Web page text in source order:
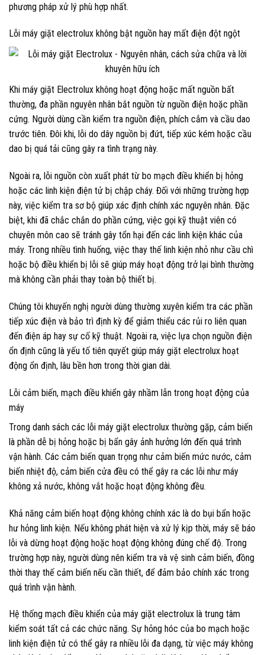
phương pháp xử lý phù hợp nhất.
Lỗi máy giặt electrolux không bật nguồn hay mất điện đột ngột
Khi máy giặt Electrolux không hoạt động hoặc mất nguồn bất
thường, đa phần nguyên nhân bắt nguồn từ nguồn điện hoặc phần
cứng. Người dùng cần kiểm tra nguồn điện, phích cắm và cầu dao
trước tiên. Đôi khi, lỗi do dây nguồn bị đứt, tiếp xúc kém hoặc cầu
dao bị quá tải cũng gây ra tình trạng này.
Ngoài ra, lỗi nguồn còn xuất phát từ bo mạch điều khiển bị hỏng
hoặc các linh kiện điện tử bị chập cháy. Đối với những trường hợp
này, việc kiểm tra sơ bộ giúp xác định chính xác nguyên nhân. Đặc
biệt, khi đã chắc chắn do phần cứng, việc gọi kỹ thuật viên có
chuyên môn cao sẽ tránh gây tổn hại đến các linh kiện khác của
máy. Trong nhiều tình huống, việc thay thế linh kiện nhỏ như cầu chì
hoặc bộ điều khiển bị lỗi sẽ giúp máy hoạt động trở lại bình thường
mà không cần phải thay toàn bộ thiết bị.
Chúng tôi khuyến nghị người dùng thường xuyên kiểm tra các phần
tiếp xúc điện và bảo trì định kỳ để giảm thiểu các rủi ro liên quan
đến điện áp hay sự cố kỹ thuật. Ngoài ra, việc lựa chọn nguồn điện
ổn định cũng là yếu tố tiên quyết giúp máy giặt electrolux hoạt
động ổn định, lâu bền hơn trong thời gian dài.
Lỗi cảm biến, mạch điều khiển gây nhầm lẫn trong hoạt động của
máy
Trong danh sách các lỗi máy giặt electrolux thường gặp, cảm biến
là phần dễ bị hỏng hoặc bị bẩn gây ảnh hưởng lớn đến quá trình
vận hành. Các cảm biến quan trọng như cảm biến mức nước, cảm
biến nhiệt độ, cảm biến cửa đều có thể gây ra các lỗi như máy
không xả nước, không vắt hoặc hoạt động không đều.
Khả năng cảm biến hoạt động không chính xác là do bụi bẩn hoặc
hư hỏng linh kiện. Nếu không phát hiện và xử lý kịp thời, máy sẽ báo
lỗi và dừng hoạt động hoặc hoạt động không đúng chế độ. Trong
trường hợp này, người dùng nên kiểm tra và vệ sinh cảm biến, đồng
thời thay thế cảm biến nếu cần thiết, để đảm bảo chính xác trong
quá trình vận hành.
Hệ thống mạch điều khiển của máy giặt electrolux là trung tâm
kiểm soát tất cả các chức năng. Sự hỏng hóc của bo mạch hoặc
linh kiện điện tử có thể gây ra nhiều lỗi đa dạng, từ việc máy không